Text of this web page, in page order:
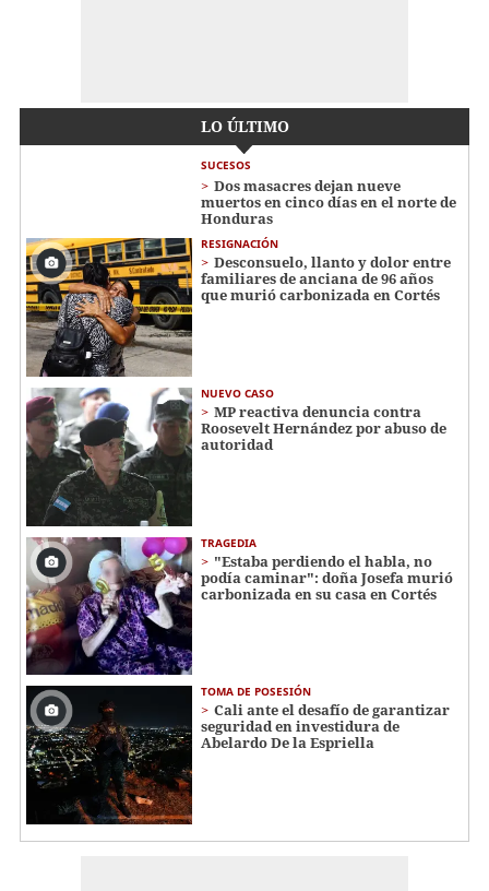
LO ÚLTIMO
SUCESOS
Dos masacres dejan nueve
muertos en cinco días en el norte de
Honduras
RESIGNACIÓN
​​​​Desconsuelo, llanto y dolor entre
familiares de anciana de 96 años
que murió carbonizada en Cortés
NUEVO CASO
MP reactiva denuncia contra
Roosevelt Hernández por abuso de
autoridad
TRAGEDIA
"Estaba perdiendo el habla, no
podía caminar": doña Josefa murió
carbonizada en su casa en Cortés
TOMA DE POSESIÓN
Cali ante el desafío de garantizar
seguridad en investidura de
Abelardo De la Espriella